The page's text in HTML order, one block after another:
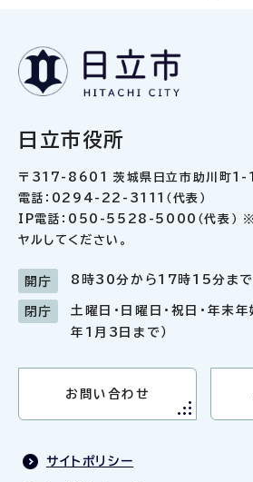
日立市役所
〒317-8601 茨城県日立市助川町1-
電話：0294-22-3111（代表）
IP電話：050-5528-5000（代表） ※
ヤルしてください。
開庁 8時30分から17時15分まで
閉庁
土曜日・日曜日・祝日・年末
年1月3日まで）
お問い合わせ
サイトポリシー